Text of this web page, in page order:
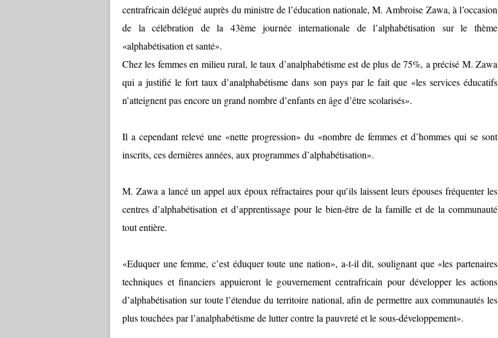
centrafricain délégué auprès du ministre de l’éducation nationale, M. Ambroise Zawa, à l’occasion
de la célébration de la 43ème journée internationale de l’alphabétisation sur le thème
«alphabétisation et santé».
Chez les femmes en milieu rural, le taux d’analphabétisme est de plus de 75%, a précisé M. Zawa
qui a justifié le fort taux d’analphabétisme dans son pays par le fait que «les services éducatifs
n’atteignent pas encore un grand nombre d’enfants en âge d’être scolarisés».
Il a cependant relevé une «nette progression» du «nombre de femmes et d’hommes qui se sont
inscrits, ces dernières années, aux programmes d’alphabétisation».
M. Zawa a lancé un appel aux époux réfractaires pour qu’ils laissent leurs épouses fréquenter les
centres d’alphabétisation et d’apprentissage pour le bien-être de la famille et de la communauté
tout entière.
«Eduquer une femme, c’est éduquer toute une nation», a-t-il dit, soulignant que «les partenaires
techniques et financiers appuieront le gouvernement centrafricain pour développer les actions
d’alphabétisation sur toute l’étendue du territoire national, afin de permettre aux communautés les
plus touchées par l’analphabétisme de lutter contre la pauvreté et le sous-développement».